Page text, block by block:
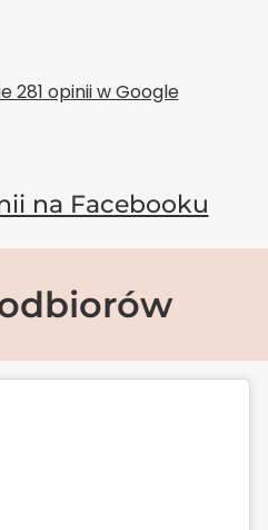
281 opinii w Google
na Facebooku